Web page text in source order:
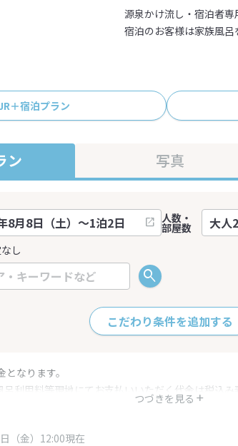
源泉かけ流し・宿泊者
宿泊のお客様は家族風
＋宿泊プラン
ン 写真
し
人数・
部屋数
こだわり条件を追加する
つづきを見る
なります。
利用料等現地にてお支払いいただく代金は税込
（金）12:00現在